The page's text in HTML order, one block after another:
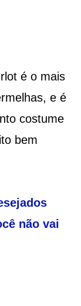
é o mais
e é
costume
bem
não vai